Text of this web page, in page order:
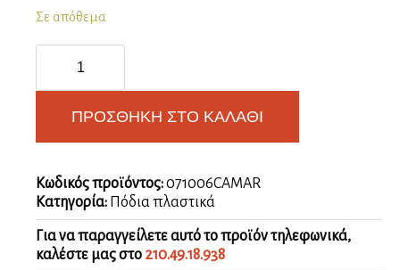
Σε απόθεμα
διαιρούμενη
camar
ποσότηταΠΡΟΣΘΉΚΗ ΣΤΟ ΚΑΛΆΘΙ
Κωδικός προϊόντος:071006CAMAR
Κατηγορία: Πόδια πλαστικά
Για να παραγγείλετε αυτό το προϊόν τηλεφωνικά,
καλέστε μας στο 210.49.18.938